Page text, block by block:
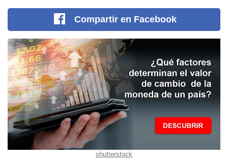
Compartir en Facebook
shutterstock